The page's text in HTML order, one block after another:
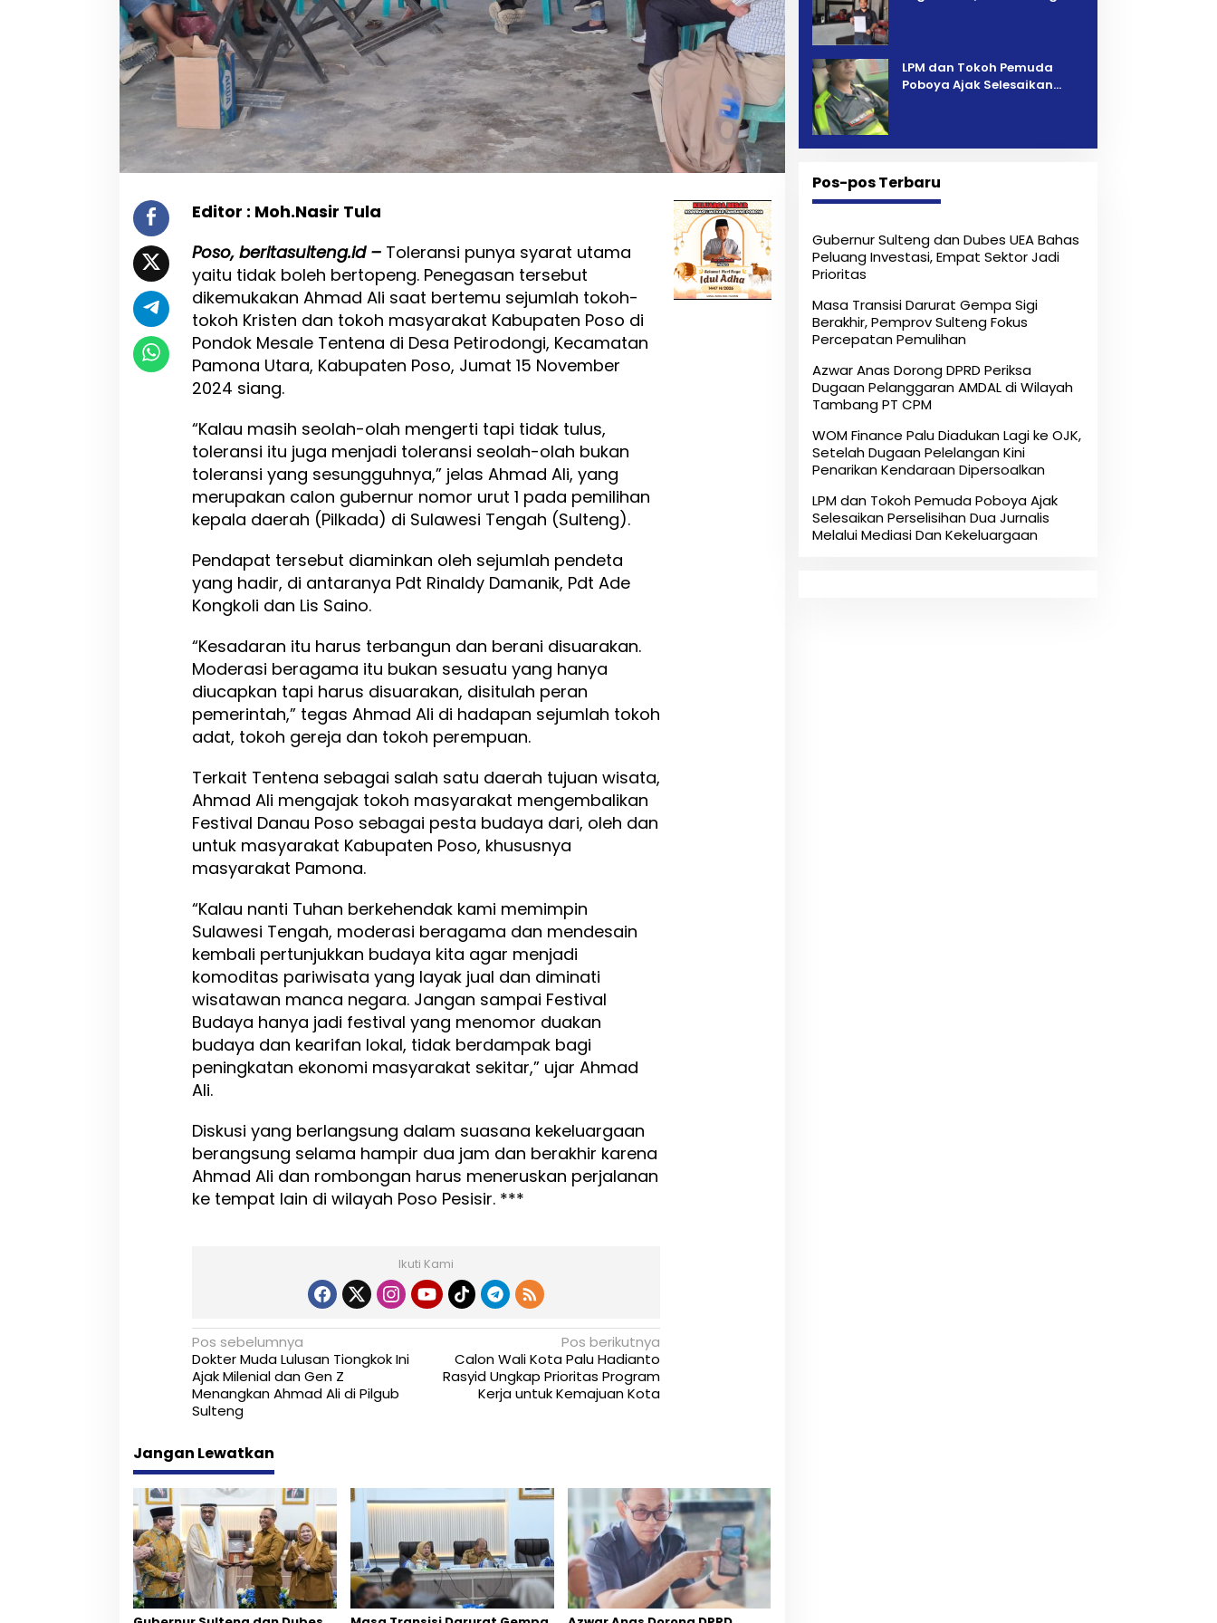
i
"
T
i
d
a
k
o
B
r
t
o
p
e
n
g
Editor : Moh.Nasir Tula
Poso, beritasulteng.id – Toleransi punya syarat utama
yaitu tidak boleh bertopeng. Penegasan tersebut
dikemukakan Ahmad Ali saat bertemu sejumlah tokoh-
tokoh Kristen dan tokoh masyarakat Kabupaten Poso di
Pondok Mesale Tentena di Desa Petirodongi, Kecamatan
Pamona Utara, Kabupaten Poso, Jumat 15 November
2024 siang.
“Kalau masih seolah-olah mengerti tapi tidak tulus,
toleransi itu juga menjadi toleransi seolah-olah bukan
toleransi yang sesungguhnya,” jelas Ahmad Ali, yang
merupakan calon gubernur nomor urut 1 pada pemilihan
kepala daerah (Pilkada) di Sulawesi Tengah (Sulteng).
Pendapat tersebut diaminkan oleh sejumlah pendeta
yang hadir, di antaranya Pdt Rinaldy Damanik, Pdt Ade
Kongkoli dan Lis Saino.
“Kesadaran itu harus terbangun dan berani disuarakan.
Moderasi beragama itu bukan sesuatu yang hanya
diucapkan tapi harus disuarakan, disitulah peran
pemerintah,” tegas Ahmad Ali di hadapan sejumlah tokoh
adat, tokoh gereja dan tokoh perempuan.
Terkait Tentena sebagai salah satu daerah tujuan wisata,
Ahmad Ali mengajak tokoh masyarakat mengembalikan
Festival Danau Poso sebagai pesta budaya dari, oleh dan
untuk masyarakat Kabupaten Poso, khususnya
masyarakat Pamona.
“Kalau nanti Tuhan berkehendak kami memimpin
Sulawesi Tengah, moderasi beragama dan mendesain
kembali pertunjukkan budaya kita agar menjadi
komoditas pariwisata yang layak jual dan diminati
wisatawan manca negara. Jangan sampai Festival
Budaya hanya jadi festival yang menomor duakan
budaya dan kearifan lokal, tidak berdampak bagi
peningkatan ekonomi masyarakat sekitar,” ujar Ahmad
Ali.
Diskusi yang berlangsung dalam suasana kekeluargaan
berangsung selama hampir dua jam dan berakhir karena
Ahmad Ali dan rombongan harus meneruskan perjalanan
ke tempat lain di wilayah Poso Pesisir. ***
Ikuti Kami
N
a
v
g
a
s
i
p
Pos sebelumnya
Dokter Muda Lulusan Tiongkok Ini
Ajak Milenial dan Gen Z
Menangkan Ahmad Ali di Pilgub
Sulteng
Pos berikutnya
Calon Wali Kota Palu Hadianto
Rasyid Ungkap Prioritas Program
Kerja untuk Kemajuan Kota
Jangan Lewatkan
LPM dan Tokoh Pemuda
Poboya Ajak Selesaikan
Pos-pos Terbaru
Gubernur Sulteng dan Dubes UEA Bahas
Peluang Investasi, Empat Sektor Jadi
Prioritas
Masa Transisi Darurat Gempa Sigi
Berakhir, Pemprov Sulteng Fokus
Percepatan Pemulihan
Azwar Anas Dorong DPRD Periksa
Dugaan Pelanggaran AMDAL di Wilayah
Tambang PT CPM
‎WOM Finance Palu Diadukan Lagi ke OJK,
Setelah Dugaan Pelelangan Kini
Penarikan Kendaraan Dipersoalkan ‎
LPM dan Tokoh Pemuda Poboya Ajak
Selesaikan Perselisihan Dua Jurnalis
Melalui Mediasi Dan Kekeluargaan